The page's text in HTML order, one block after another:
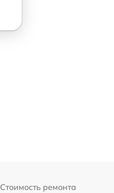
Стоимость ремонта